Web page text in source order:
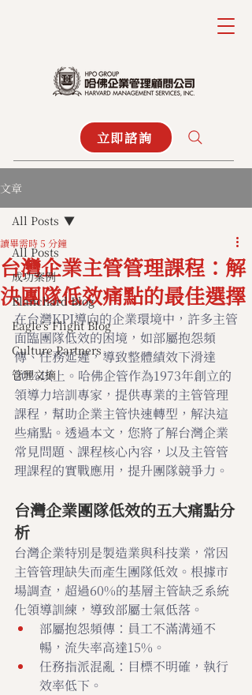
立即諮詢
文章
All Posts
成功案例
Blanchard Blog
Eagle's Flight Blog
Culture Partners
管理文摘
All Posts
台灣企業主管管理課程：解
決團隊低效痛點的最佳選擇
讀畢需時 5 分鐘
在台灣KPI導向的企業環境中，許多主管
面臨團隊低效的困境，如部屬抱怨頻
傳、任務延遲，導致整體績效下滑達
20%以上。哈佛企管作為1973年創立的
領導力培訓專家，提供專業的主管管理
課程，幫助企業主管快速轉型，解決這
些痛點。透過本文，您將了解台灣企業
常見問題、課程核心內容，以及主管管
理課程的實戰應用，提升團隊競爭力。
台灣企業團隊低效的五大痛點分
析
台灣企業特別是製造業與科技業，常因
主管管理缺失而產生團隊低效。根據市
場調查，超過60%的基層主管缺乏系統
化領導訓練，導致部屬士氣低落。
部屬抱怨頻傳：員工不滿溝通不
暢，流失率高達15%。
任務指派混亂：目標不明確，執行
效率低下。